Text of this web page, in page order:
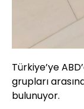
Türkiye’ye
grupları
bulunuyor.